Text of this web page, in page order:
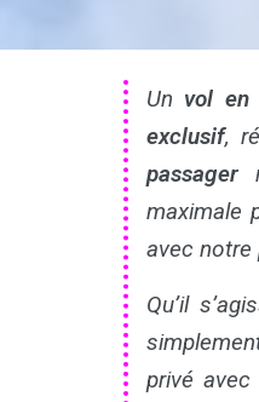
Un vol en
exclusif,
passager
maximale
avec notre
Qu’il
privé